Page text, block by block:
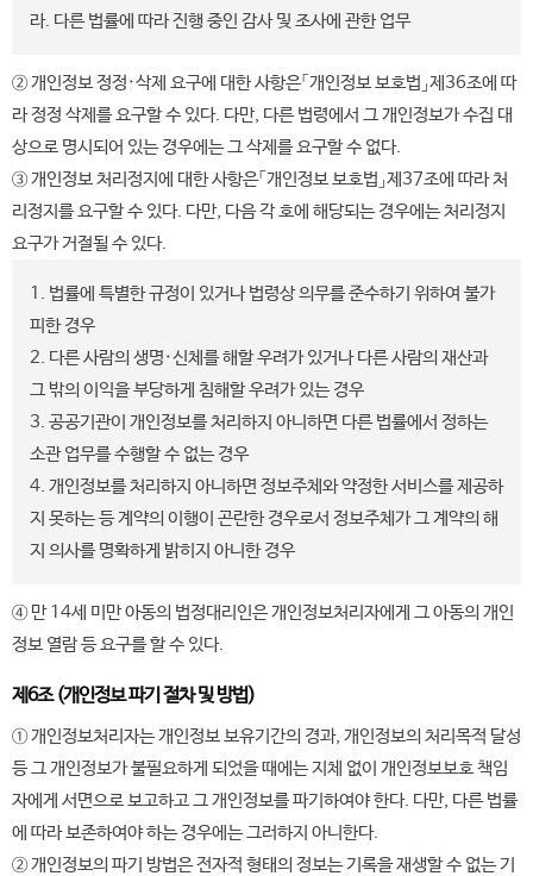
라. 다른 법률에 따라 진행 중인 감사 및 조사에 관한 업무
② 개인정보 정정·삭제 요구에 대한 사항은「개인정보 보호법」제36조에 따
라 정정 삭제를 요구할 수 있다. 다만, 다른 법령에서 그 개인정보가 수집 대
상으로 명시되어 있는 경우에는 그 삭제를 요구할 수 없다.
③ 개인정보 처리정지에 대한 사항은「개인정보 보호법」제37조에 따라 처
리정지를 요구할 수 있다. 다만, 다음 각 호에 해당되는 경우에는 처리정지
요구가 거절될 수 있다.
1. 법률에 특별한 규정이 있거나 법령상 의무를 준수하기 위하여 불가
피한 경우
2. 다른 사람의 생명·신체를 해할 우려가 있거나 다른 사람의 재산과
그 밖의 이익을 부당하게 침해할 우려가 있는 경우
3. 공공기관이 개인정보를 처리하지 아니하면 다른 법률에서 정하는
소관 업무를 수행할 수 없는 경우
4. 개인정보를 처리하지 아니하면 정보주체와 약정한 서비스를 제공하
지 못하는 등 계약의 이행이 곤란한 경우로서 정보주체가 그 계약의 해
지 의사를 명확하게 밝히지 아니한 경우
④ 만 14세 미만 아동의 법정대리인은 개인정보처리자에게 그 아동의 개인
정보 열람 등 요구를 할 수 있다.
제6조 (개인정보 파기 절차 및 방법)
① 개인정보처리자는 개인정보 보유기간의 경과, 개인정보의 처리목적 달성
등 그 개인정보가 불필요하게 되었을 때에는 지체 없이 개인정보보호 책임
자에게 서면으로 보고하고 그 개인정보를 파기하여야 한다. 다만, 다른 법률
에 따라 보존하여야 하는 경우에는 그러하지 아니한다.
② 개인정보의 파기 방법은 전자적 형태의 정보는 기록을 재생할 수 없는 기